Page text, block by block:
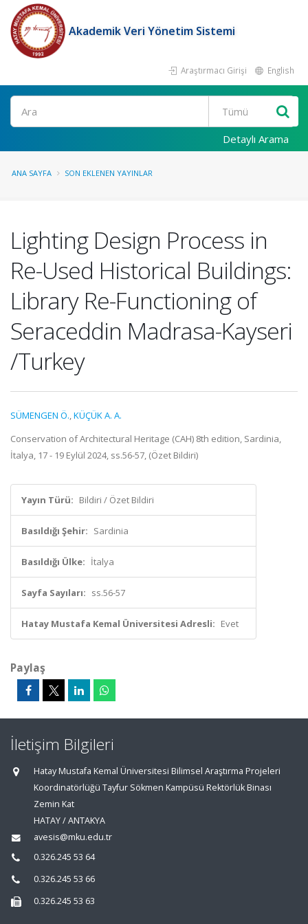
Akademik Veri Yönetim Sistemi
Araştırmacı Girişi English
Ara
Detaylı Arama
ANA SAYFA SON EKLENEN YAYINLAR
Lighting Design Process in
Re-Used Historical Buildings:
Library Re-Functioning of
Seraceddin Madrasa-Kayseri
/Turkey
SÜMENGEN Ö.,KÜÇÜK A. A.
Conservation of Architectural Heritage (CAH) 8th edition, Sardinia,
İtalya, 17 - 19 Eylül 2024, ss.56-57, (Özet Bildiri)
Yayın Türü: Bildiri / Özet Bildiri
Basıldığı Şehir: Sardinia
Basıldığı Ülke: İtalya
Sayfa Sayıları: ss.56-57
Hatay Mustafa Kemal Üniversitesi Adresli: Evet
Paylaş
İletişim Bilgileri
Hatay Mustafa Kemal Üniversitesi Bilimsel Araştırma Projeleri
Koordinatörlüğü Tayfur Sökmen Kampüsü Rektörlük Binası
Zemin Kat
HATAY / ANTAKYA
avesis@mku.edu.tr
0.326.245 53 64
0.326.245 53 66
0.326.245 53 63